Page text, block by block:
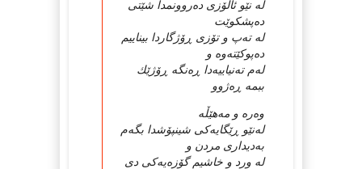
له‌ نێو ئاڵۆزی ده‌روونمدا شێتی
ده‌پشكوێت
له‌ ته‌پ و تۆزی ڕۆژگاردا بیناییم
ده‌پوكێته‌وه‌ و
له‌م ته‌نیاییه‌دا ڕه‌نگه‌ ڕۆژێك
ببمه‌ ڕه‌ژوو
وه‌ره‌ و مه‌هێڵه‌
له‌نێو ڕێگایه‌كی شینپۆشدا بگه‌م
به‌دیداری مردن و
له‌ ورد و خاشیم گۆزه‌یه‌كی دی